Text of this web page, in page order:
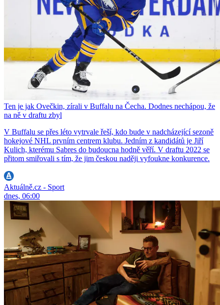
Ten je jak Ovečkin, zírali v Buffalu na Čecha. Dodnes nechápou, že
na ně v draftu zbyl
V Buffalu se přes léto vytrvale řeší, kdo bude v nadcházející sezoně
hokejové NHL prvním centrem klubu. Jedním z kandidátů je Jiří
Kulich, kterému Sabres do budoucna hodně věří. V draftu 2022 se
přitom smiřovali s tím, že jim českou naději vyfoukne konkurence.
Aktuálně.cz - Sport
dnes, 06:00